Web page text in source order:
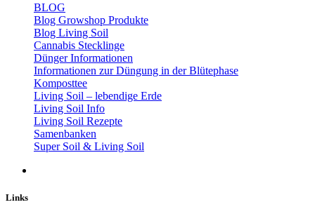
BLOG
Blog Growshop Produkte
Blog Living Soil
Cannabis Stecklinge
Dünger Informationen
Informationen zur Düngung in der Blütephase
Komposttee
Living Soil – lebendige Erde
Living Soil Info
Living Soil Rezepte
Samenbanken
Super Soil & Living Soil
Links